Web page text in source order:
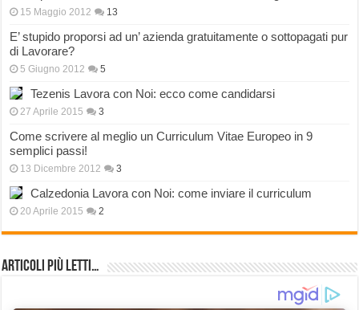
15 Maggio 2012 13
E’ stupido proporsi ad un’ azienda gratuitamente o sottopagati pur
di Lavorare?
5 Giugno 2012 5
Tezenis Lavora con Noi: ecco come candidarsi
27 Aprile 2015 3
Come scrivere al meglio un Curriculum Vitae Europeo in 9
semplici passi!
13 Dicembre 2012 3
Calzedonia Lavora con Noi: come inviare il curriculum
20 Aprile 2015 2
Articoli più Letti…